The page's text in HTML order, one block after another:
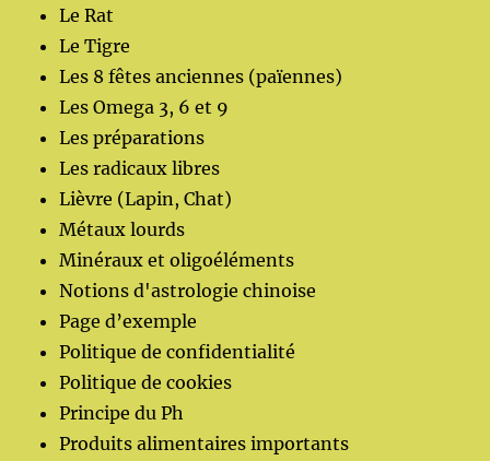
Le Rat
Le Tigre
Les 8 fêtes anciennes (païennes)
Les Omega 3, 6 et 9
Les préparations
Les radicaux libres
Lièvre (Lapin, Chat)
Métaux lourds
Minéraux et oligoéléments
Notions d'astrologie chinoise
Page d’exemple
Politique de confidentialité
Politique de cookies
Principe du Ph
Produits alimentaires importants